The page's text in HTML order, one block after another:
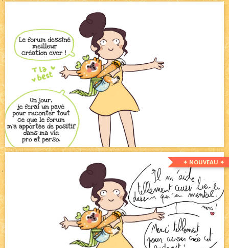
✦ NOUVEAU ✦